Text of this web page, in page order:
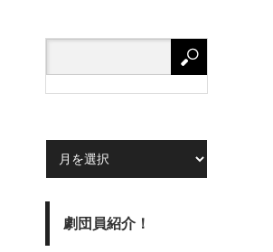
劇団員紹介！